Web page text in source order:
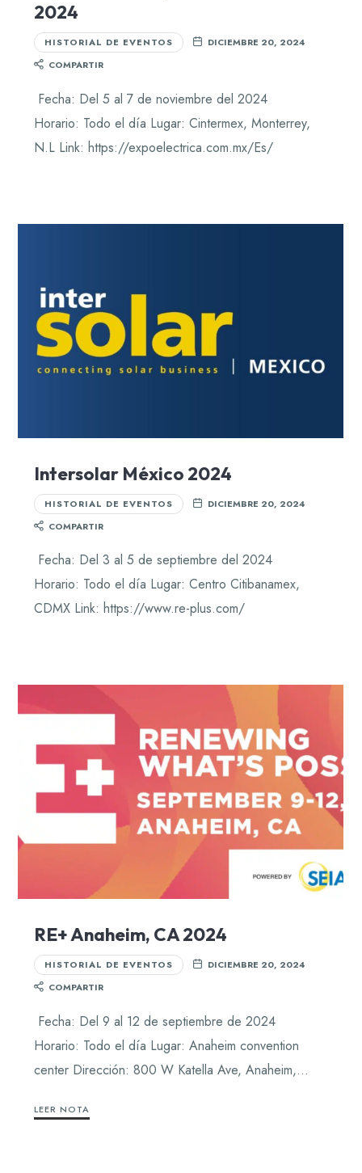
2024
HISTORIAL DE EVENTOS
DICIEMBRE 20, 2024
COMPARTIR
Fecha: Del 5 al 7 de noviembre del 2024
Horario: Todo el día Lugar: Cintermex, Monterrey,
N.L Link: https://expoelectrica.com.mx/Es/
Intersolar México 2024
HISTORIAL DE EVENTOS
DICIEMBRE 20, 2024
COMPARTIR
Fecha: Del 3 al 5 de septiembre del 2024
Horario: Todo el día Lugar: Centro Citibanamex,
CDMX Link: https://www.re-plus.com/
RE+ Anaheim, CA 2024
HISTORIAL DE EVENTOS
DICIEMBRE 20, 2024
COMPARTIR
Fecha: Del 9 al 12 de septiembre de 2024
Horario: Todo el día Lugar: Anaheim convention
center Dirección: 800 W Katella Ave, Anaheim,…
LEER NOTA